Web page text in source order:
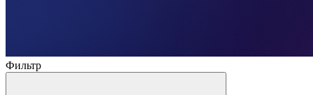
Фильтр